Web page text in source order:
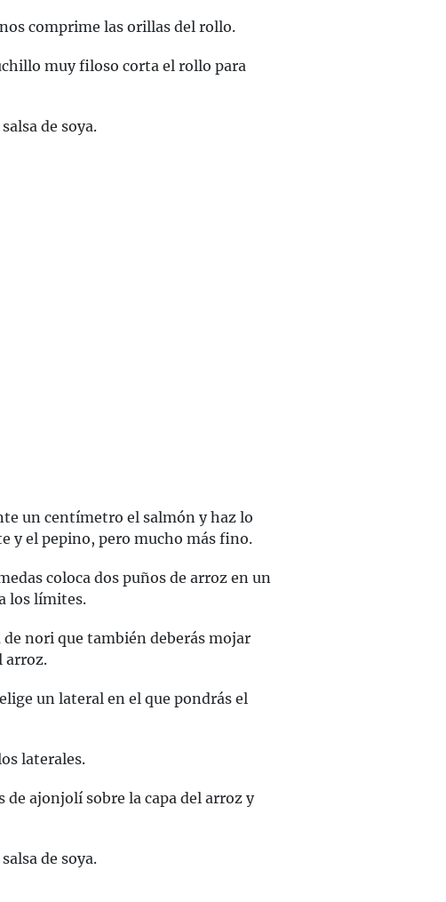
comprime las orillas del rollo.
muy filoso corta el rollo para
de soya.
un centímetro el salmón y haz lo
y el pepino, pero mucho más fino.
coloca dos puños de arroz en un
los límites.
nori que también deberás mojar
arroz.
un lateral en el que pondrás el
laterales.
ajonjolí sobre la capa del arroz y
de soya.